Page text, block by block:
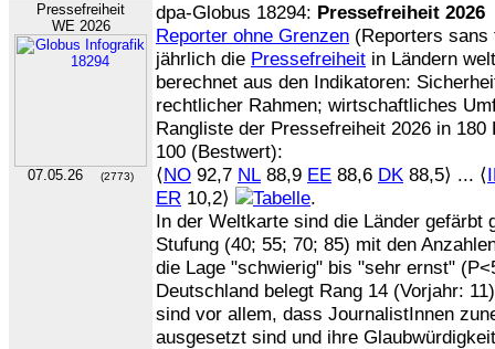
Pressefreiheit
WE 2026
07.05.26 (2773)
dpa-Globus 18294: Pressefreiheit 2026
Reporter ohne Grenzen (Reporters
jährlich die Pressefreiheit in Ländern
berechnet aus den Indikatoren:
rechtlicher Rahmen; wirtschaftliches
Rangliste der Pressefreiheit 2026 in
100 (Bestwert):
⟨NO 92,7 NL 88,9 EE 88,6 DK 88,5⟩ ... ⟨
ER 10,2⟩
.
In der Weltkarte sind die Länder gefärbt
Stufung (40; 55; 70; 85) mit den
die Lage "schwierig" bis "sehr ernst"
Deutschland belegt Rang 14 (Vorjahr:
sind vor allem, dass JournalistInnen
ausgesetzt sind und ihre